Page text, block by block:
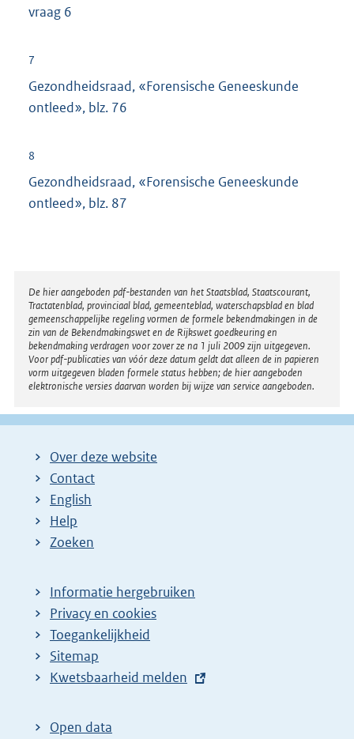
:
vraag 6
7
Gezondheidsraad, «Forensische Geneeskunde
ontleed», blz. 76
8
Gezondheidsraad, «Forensische Geneeskunde
ontleed», blz. 87
Disclaimer
De hier aangeboden pdf-bestanden van het Staatsblad, Staatscourant,
Tractatenblad, provinciaal blad, gemeenteblad, waterschapsblad en blad
gemeenschappelijke regeling vormen de formele bekendmakingen in de
zin van de Bekendmakingswet en de Rijkswet goedkeuring en
bekendmaking verdragen voor zover ze na 1 juli 2009 zijn uitgegeven.
Voor pdf-publicaties van vóór deze datum geldt dat alleen de in papieren
vorm uitgegeven bladen formele status hebben; de hier aangeboden
elektronische versies daarvan worden bij wijze van service aangeboden.
Over deze website
Contact
English
Help
Zoeken
Informatie hergebruiken
Privacy en cookies
Toegankelijkheid
Sitemap
E
t
Kwetsbaarheid melden
Open data